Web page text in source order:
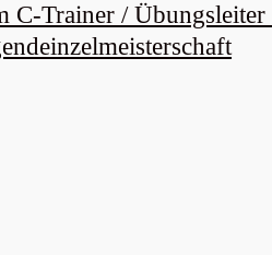
C-Trainer / Übungsleiter